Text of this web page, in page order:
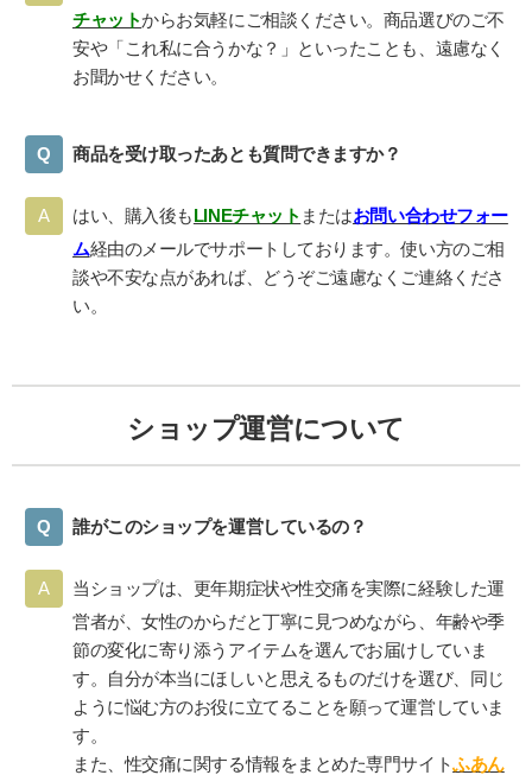
チャットからお気軽にご相談ください。商品選びのご不
安や「これ私に合うかな？」といったことも、遠慮なく
お聞かせください。
商品を受け取ったあとも質問できますか？
はい、購入後もLINEチャット またはお問い合わせフォー
ム経由のメールでサポートしております。使い方のご相
談や不安な点があれば、どうぞご遠慮なくご連絡くださ
い。
ショップ運営について
誰がこのショップを運営しているの？
当ショップは、更年期症状や性交痛を実際に経験した運
営者が、女性のからだと丁寧に見つめながら、年齢や季
節の変化に寄り添うアイテムを選んでお届けしていま
す。自分が本当にほしいと思えるものだけを選び、同じ
ように悩む方のお役に立てることを願って運営していま
す。
また、性交痛に関する情報をまとめた専門サイトふあん